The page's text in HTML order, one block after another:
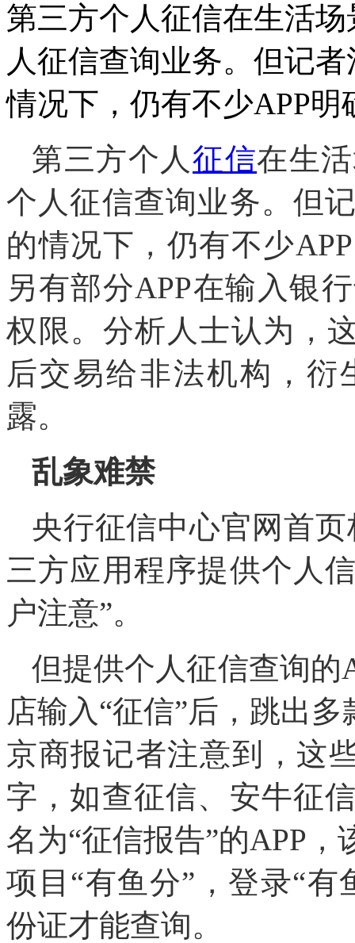
第三方个人征信在生活
人征信查询业务。但记
情况下，仍有不少APP
第三方个人 征信在生
个人征信查询业务。但
的情况下，仍有不少
另有部分APP在输入银
权限。分析人士认为，
后交易给非法机构，衍
露。
乱象难禁
央行征信中心官网首
三方应用程序提供个人
户注意”。
但提供个人征信查询的
店输入“征信”后，跳出
京商报记者注意到，这
字，如查征信、安牛征
名为“征信报告”的APP
项目“有鱼分”，登录“
份证才能查询。